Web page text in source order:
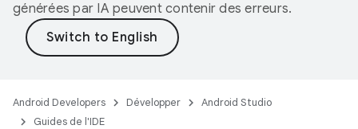
générées par IA peuvent contenir des erreurs.
Android Developers Développer
Android Studio
Guides de l'IDE